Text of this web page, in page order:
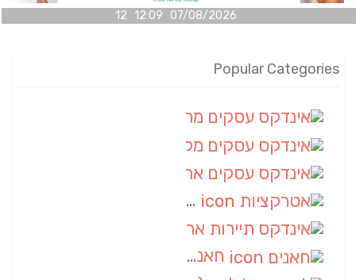
07/08/2026 12:09 12
Popular Categories
אטרקציות
חאנים